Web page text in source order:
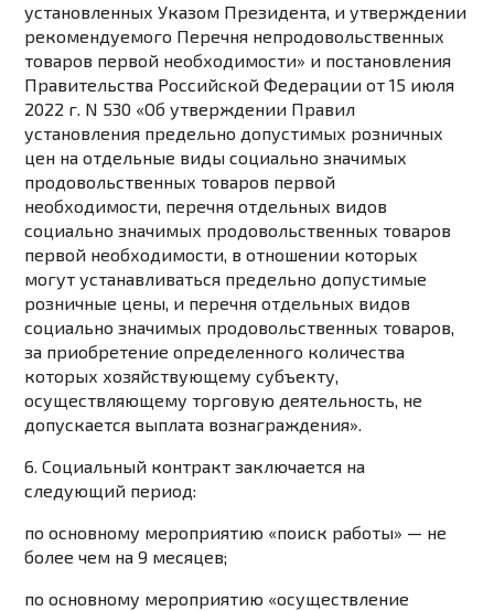
установленных Указом Президента, и утверждении
рекомендуемого Перечня непродовольственных
товаров первой необходимости» и постановления
Правительства Российской Федерации от 15 июля
2022 г. N 530 «Об утверждении Правил
установления предельно допустимых розничных
цен на отдельные виды социально значимых
продовольственных товаров первой
необходимости, перечня отдельных видов
социально значимых продовольственных товаров
первой необходимости, в отношении которых
могут устанавливаться предельно допустимые
розничные цены, и перечня отдельных видов
социально значимых продовольственных товаров,
за приобретение определенного количества
которых хозяйствующему субъекту,
осуществляющему торговую деятельность, не
допускается выплата вознаграждения».
6. Социальный контракт заключается на
следующий период:
по основному мероприятию «поиск работы» — не
более чем на 9 месяцев;
по основному мероприятию «осуществление